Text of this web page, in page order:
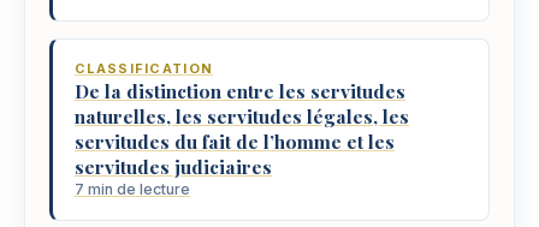
CLASSIFICATION
De la distinction entre les servitudes
naturelles, les servitudes légales, les
servitudes du fait de l’homme et les
servitudes judiciaires
7 min de lecture